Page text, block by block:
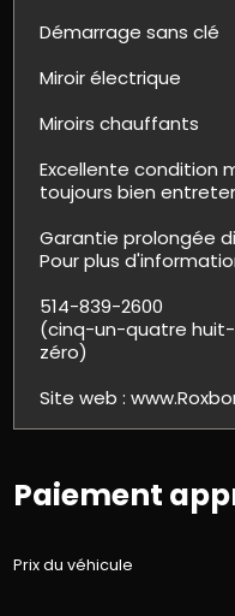
Démarrage sans clé
Miroir électrique
Miroirs chauffants
Excellente condition
toujours bien
Garantie prolongée
Pour plus
514-839-2600
(cinq-un-quatre
zéro)
Site web :
Paiement
Prix du véhicule